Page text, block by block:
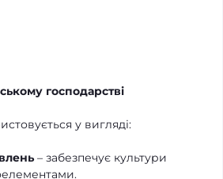
господарстві
у вигляді:
– забезпечує культури